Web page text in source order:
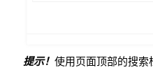
提示！ 使用页面顶部的搜索